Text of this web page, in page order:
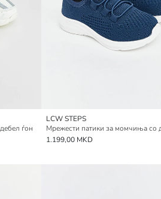
ѓон
LCW STEPS
1.199,00 MKD